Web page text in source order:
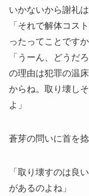
いかないから謝礼
「それで解体コス
ったってことですか
「うーん、どうだ
の理由は犯罪の温
からね。取り壊し
よ」
蒼芽の問いに首を捻
「取り壊すのは良
があるのよね」